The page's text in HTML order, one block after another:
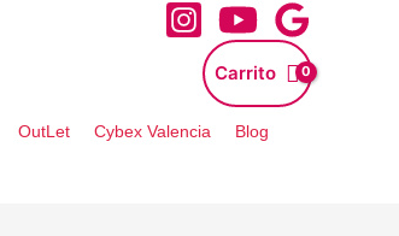
Carrito
OutLet Cybex Valencia Blog